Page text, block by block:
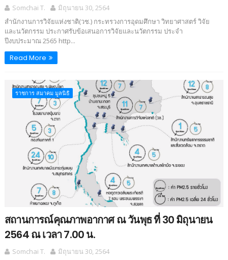
Somchai T.
มิถุนายน 30, 2564
สำนักงานการวิจัยแห่งชาติ(วช.) กระทรวงการอุดมศึกษา วิทยาศาสตร์ วิจัย
และนวัตกรรม ประกาศรับข้อเสนอการวิจัยและนวัตกรรม ประจำ
ปีงบประมาณ 2565 http...
Read More
ราชการ สมาคม มูลนิธิ
สถานการณ์คุณภาพอากาศ ณ วันพุธ ที่ 30 มิถุนายน
2564 ณ เวลา 7.00 น.
Somchai T.
มิถุนายน 30, 2564